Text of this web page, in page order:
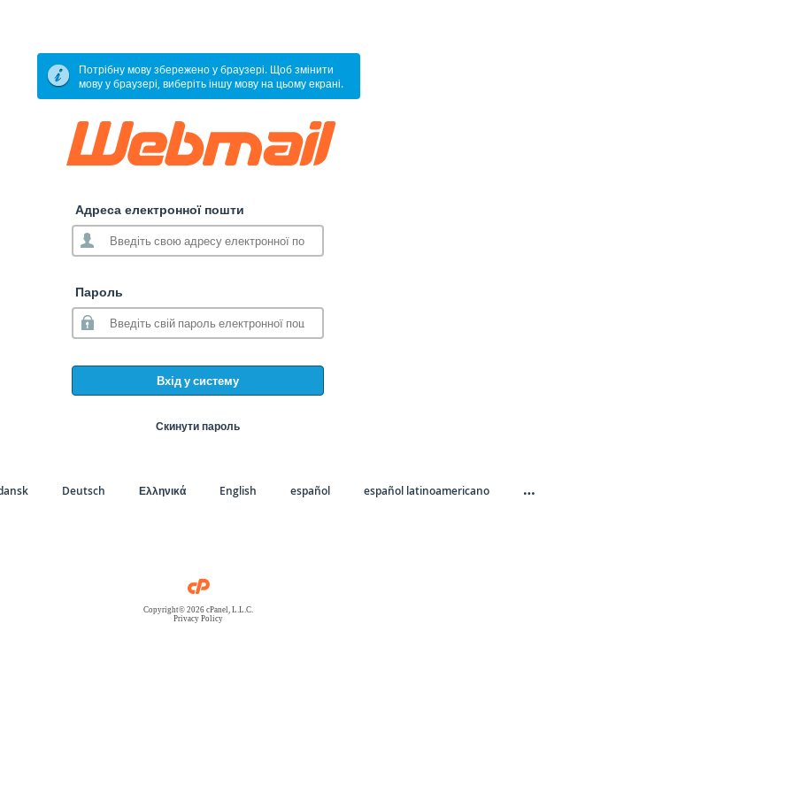
Потрібну мову збережено у браузері. Щоб змінити
мову у браузері, виберіть іншу мову на цьому екрані.
Адреса електронної пошти
Пароль
Вхід у систему
Скинути пароль
Deutsch Ελληνικά English español español latinoamericano …
Copyright© 2026 cPanel, L.L.C.
Privacy Policy